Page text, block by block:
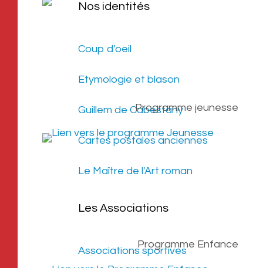
Nos identités
Coup d'oeil
Etymologie et blason
Guillem de Cabestany
Cartes postales anciennes
Le Maître de l'Art roman
Les Associations
Associations sportives
Programme jeunesse
Programme Enfance